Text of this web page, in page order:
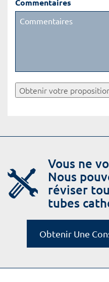
Commentaires
Obtenir votre
Vous ne
Nous
réviser
tubes
Obtenir Une